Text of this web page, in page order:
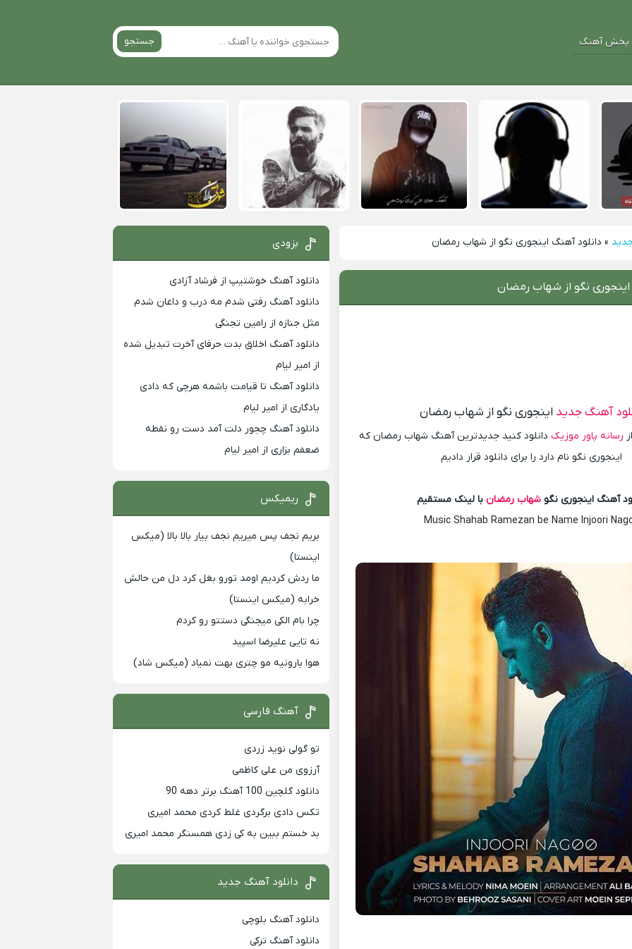
پخش آهنگ جستجو
» دانلود آهنگ اینجوری نگو از شهاب رمضان
اینجوری نگو از شهاب رمضان
آهنگ جدید اینجوری نگو از شهاب رمضان
رسانه پاور موزیک دانلود کنید جدیدترین آهنگ شهاب رمضان که
اینجوری نگو نام دارد را برای دانلود قرار دادیم
آهنگ اینجوری نگوشهاب رمضانبا لینک مستقیم
Music Shahab Ramezan be Name Injoori
بزودی
دانلود آهنگ خوشتیپ از فرشاد آزادی
دانلود آهنگ رفتی شدم مه درب و داغان شدم
مثل جنازه از رامین تجنگی
دانلود آهنگ اخلاق بدت حرفای آخرت تبدیل شده
از امیر لیام
دانلود آهنگ تا قیامت باشمه هرچی که دادی
یادگاری از امیر لیام
دانلود آهنگ چجور دلت آمد دست رو نقطه
ضعفم بزاری از امیر لیام
ریمیکس
بریم نجف پس میریم نجف بیار بالا بالا (میکس
اینستا)
ما ردش کردیم اومد تورو بغل کرد دل من حالش
خرابه (میکس اینستا)
چرا بام الکی میجنگی دستتو رو کردم
نه تایی علیرضا اسپید
هوا بارونیه مو چتری بهت نمیاد (میکس شاد)
آهنگ فارسی
تو گولی نوید زردی
آرزوی من علی کاظمی
دانلود گلچین 100 آهنگ برتر دهه 90
تکس دادی برگردی غلط کردی محمد امیری
بد خستم ببین به کی زدی همسنگر محمد امیری
دانلود آهنگ جدید
دانلود آهنگ بلوچی
دانلود آهنگ ترکی